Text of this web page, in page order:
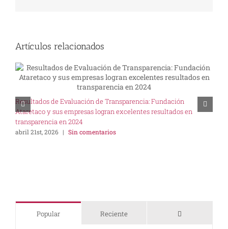
Artículos relacionados
Resultados de Evaluación de Transparencia: Fundación
Ataretaco y sus empresas logran excelentes resultados en
transparencia en 2024
abril 21st, 2026 | Sin comentarios
Popular Reciente